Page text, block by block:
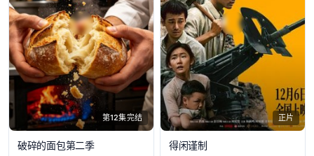
第12集完结
破碎的面包第二季
正片
得闲谨制